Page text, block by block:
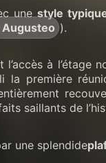
unestyle
).
à l’étage
la première
saillants de
une splendide